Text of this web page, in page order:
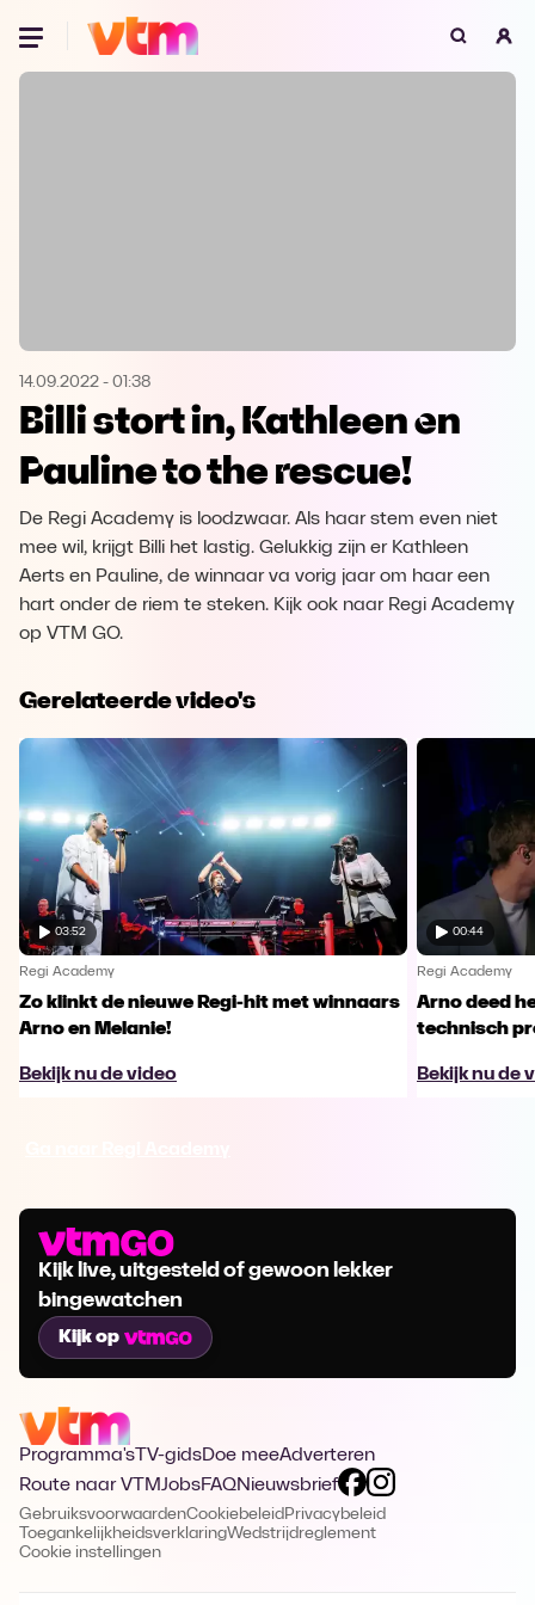
Oeps, browser niet ondersteund
Microsoft Edge Download
Opera Download
14.09.2022 - 01:38
Billi stort in, Kathleen en
Pauline to the rescue!
De Regi Academy is loodzwaar. Als haar stem even niet
mee wil, krijgt Billi het lastig. Gelukkig zijn er Kathleen
Aerts en Pauline, de winnaar va vorig jaar om haar een
hart onder de riem te steken. Kijk ook naar Regi Academy
op VTM GO.
Gerelateerde video's
03:52
Regi Academy
Zo klinkt de nieuwe Regi-hit met winnaars
Arno en Melanie!
Bekijk nu de video
00:44
Regi Academy
Arno deed
technisch
Bekijk nu de
Kijk live, uitgesteld of gewoon lekker
bingewatchen
Kijk op
Programma's TV-gidsDoe meeAdverteren
Route naar VTMJobsFAQNieuwsbrief
GebruiksvoorwaardenCookiebeleid Privacybeleid
ToegankelijkheidsverklaringWedstrijdreglement
Cookie instellingen